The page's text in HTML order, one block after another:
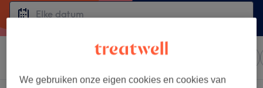
Elke prijs Salons
We gebruiken onze eigen cookies en cookies van